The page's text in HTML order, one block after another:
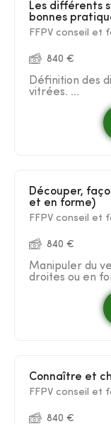
Les différents systèmes de façades vitrées,
bonnes
FFPV conseil et
840 €
Définition des
vitrées. ...
Découper, façonner du verre plat (coupe droite
et en forme)
FFPV conseil et
840 €
Manipuler du
droites ou en
Connaître et
FFPV conseil et
840 €